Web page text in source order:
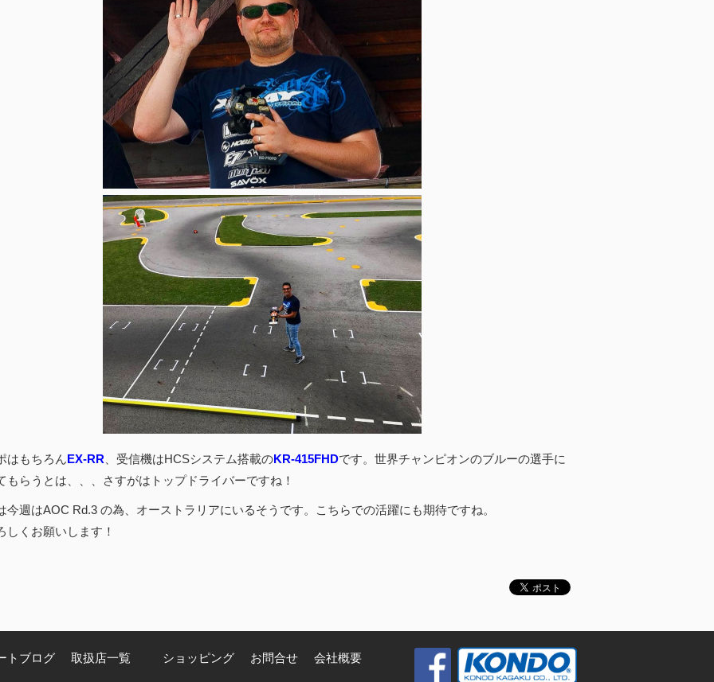
はもちろんEX-RR 、受信機はHCSシステム搭載のKR-415FHDです。世界チャンピオンのブルーの選手に
もらうとは、、、さすがはトップドライバーですね！
今週はAOC Rd.3 の為、オーストラリアにいるそうです。こちらでの活躍にも期待ですね。
しくお願いします！
トブログ 取扱店一覧 ショッピング お問合せ 会社概要